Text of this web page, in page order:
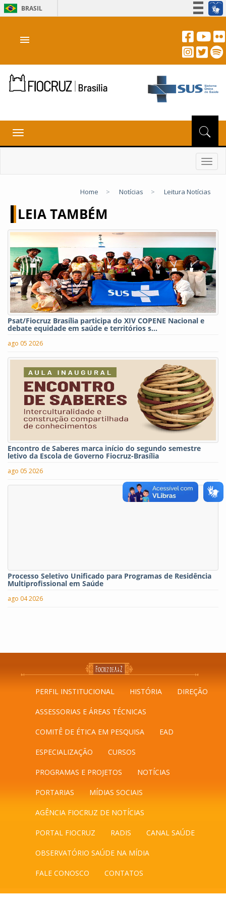
BRASIL
Acesso à informação
Canais
menu
Toggle
navigation
Home > Notícias > Leitura Notícias
LEIA TAMBÉM
Psat/Fiocruz Brasília participa do XIV COPENE Nacional e
debate equidade em saúde e territórios s...
ago 05 2026
Encontro de Saberes marca início do segundo semestre
letivo da Escola de Governo Fiocruz-Brasília
ago 05 2026
Processo Seletivo Unificado para Programas de Residência
Multiprofissional em Saúde
ago 04 2026
PERFIL INSTITUCIONAL HISTÓRIA DIREÇÃO
ASSESSORIAS E ÁREAS TÉCNICAS
COMITÊ DE ÉTICA EM PESQUISA EAD
ESPECIALIZAÇÃO CURSOS
PROGRAMAS E PROJETOS NOTÍCIAS
PORTARIAS MÍDIAS SOCIAIS
AGÊNCIA FIOCRUZ DE NOTÍCIAS
PORTAL FIOCRUZ RADIS CANAL SAÚDE
OBSERVATÓRIO SAÚDE NA MÍDIA
FALE CONOSCO CONTATOS